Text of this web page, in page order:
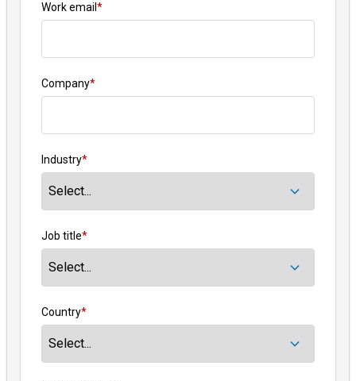
*
Work email
*
Company
*
Industry
*
Job title
*
Country